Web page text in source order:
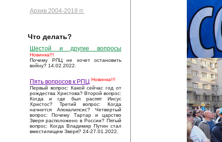
Архив 2004-2018 гг.
Что делать?
Шестой и другие вопросы
Новинка!!!
Почему РПЦ не хочет остановить
войну? 14.02.2022.
Пять вопросов к РПЦ Новинка!!!
Первый вопрос: Какой сейчас год от
рождества Христова? Второй вопрос:
Когда и где был распят Иисус
Христос? Третий вопрос: Когда
начнется Апокалипсис? Четвертый
вопрос: Почему Тартар и царство
Зверя расположено в России? Пятый
вопрос: Когда Владимир Путин стал
вместилищем Зверя? 24-27.01.2022.